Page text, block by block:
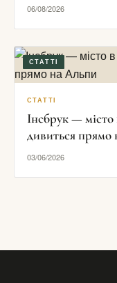
06/08/2026
СТАТТІ
СТАТТІ
Інсбрук — місто
дивиться прямо
03/06/2026